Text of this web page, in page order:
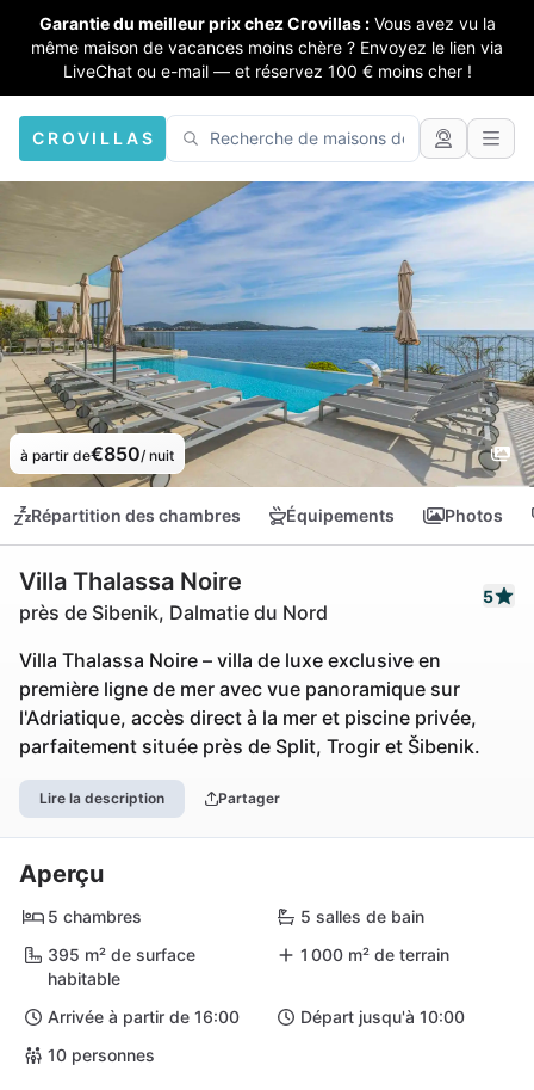
Garantie du meilleur prix chez Crovillas : Vous avez vu la
même maison de vacances moins chère ? Envoyez le lien via
LiveChat ou e-mail — et réservez 100 € moins cher !
CROVILLAS
à partir de€850/ nuit
Répartition des chambres Équipements Photos
Villa Thalassa Noire
près de Sibenik, Dalmatie du Nord
5
Villa Thalassa Noire – villa de luxe exclusive en
première ligne de mer avec vue panoramique sur
l'Adriatique, accès direct à la mer et piscine privée,
parfaitement située près de Split, Trogir et Šibenik.
Lire la description Partager
Aperçu
5 chambres
5 salles de bain
395 m² de surface
habitable
1 000 m² de terrain
Arrivée à partir de 16:00
Départ jusqu'à 10:00
10 personnes